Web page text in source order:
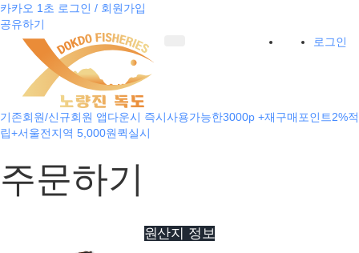
카카오 1초 로그인 / 회원가입
공유하기
로그인
기존회원/신규회원 앱다운시 즉시사용가능한3000p +재구매포인트2%적
립+서울전지역 5,000원퀵실시
주문하기
원산지 정보